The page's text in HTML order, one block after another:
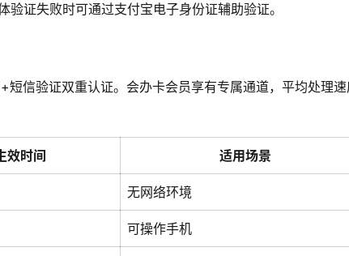
证失败时可通过支付宝电子身份证辅助验证。
信验证双重认证。会办卡会员享有专属通道，平均处理
效时间 适用场景
无网络环境
可操作手机